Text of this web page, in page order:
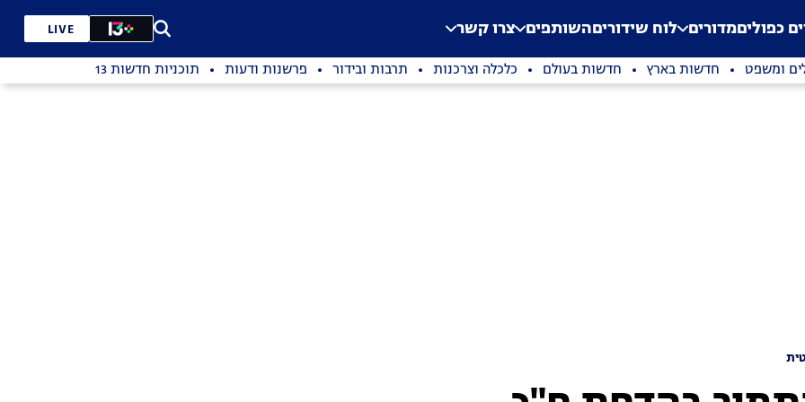
Application error: a
. כפוליםמדורים לוח שידוריםהשותפים צרו קשר LIVE
ומשפט חדשות בארץ חדשות בעולם כלכלה וצרכנות תרבות ובידור פרשנות ודעות תוכניות חדשות 13